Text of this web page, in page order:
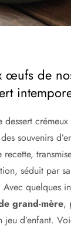
œufs de
dessert crémeux
souvenirs
séduit par
quelques
grand-mère,
d’enfant.